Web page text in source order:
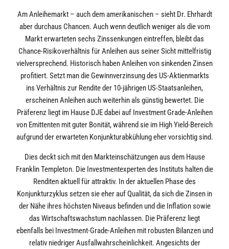
Am Anleihemarkt – auch dem amerikanischen – sieht Dr. Ehrhardt
aber durchaus Chancen. Auch wenn deutlich weniger als die vom
Markt erwarteten sechs Zinssenkungen eintreffen, bleibt das
Chance-Risikoverhältnis für Anleihen aus seiner Sicht mittelfristig
vielversprechend. Historisch haben Anleihen von sinkenden Zinsen
profitiert. Setzt man die Gewinnverzinsung des US-Aktienmarkts
ins Verhältnis zur Rendite der 10-jährigen US-Staatsanleihen,
erscheinen Anleihen auch weiterhin als günstig bewertet. Die
Präferenz liegt im Hause DJE dabei auf Investment Grade-Anleihen
von Emittenten mit guter Bonität, während sie im High Yield-Bereich
aufgrund der erwarteten Konjunkturabkühlung eher vorsichtig sind.
Dies deckt sich mit den Markteinschätzungen aus dem Hause
Franklin Templeton. Die Investmentexperten des Instituts halten die
Renditen aktuell für attraktiv. In der aktuellen Phase des
Konjunkturzyklus setzen sie eher auf Qualität, da sich die Zinsen in
der Nähe ihres höchsten Niveaus befinden und die Inflation sowie
das Wirtschaftswachstum nachlassen. Die Präferenz liegt
ebenfalls bei Investment-Grade-Anleihen mit robusten Bilanzen und
relativ niedriger Ausfallwahrscheinlichkeit. Angesichts der